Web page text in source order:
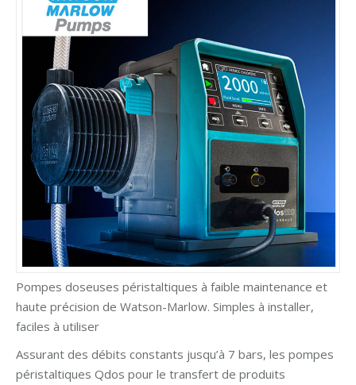
Pompes doseuses péristaltiques à faible maintenance et
haute précision de Watson-Marlow. Simples à installer,
faciles à utiliser
Assurant des débits constants jusqu’à 7 bars, les pompes
péristaltiques Qdos pour le transfert de produits